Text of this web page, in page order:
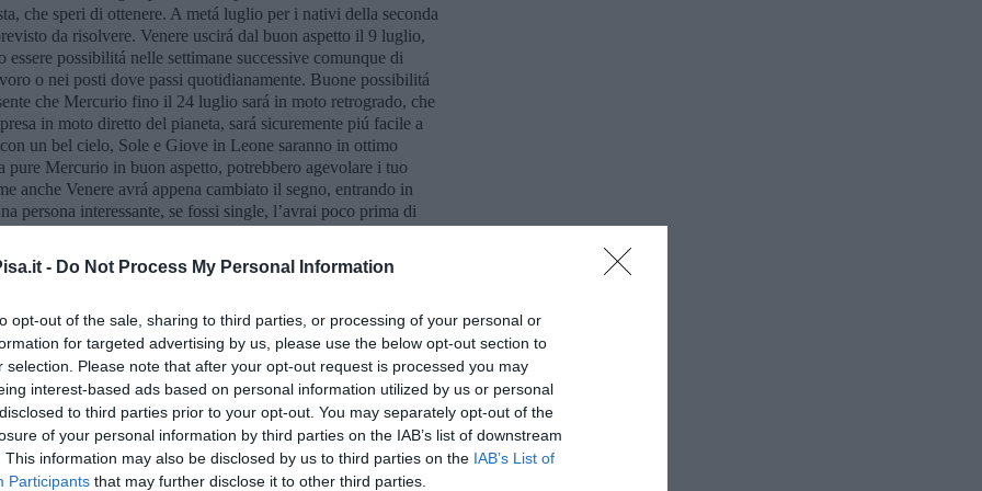
- Do Not Process My Personal Information
opt-out of the sale, sharing to third parties, or processing of your personal or
for targeted advertising by us, please use the below opt-out section to
selection. Please note that after your opt-out request is processed you may
interest-based ads based on personal information utilized by us or personal
to third parties prior to your opt-out. You may separately opt-out of the
of your personal information by third parties on the IAB’s list of downstream
This information may also be disclosed by us to third parties on the IAB’s List of
Participants that may further disclose it to other third parties.
che speri di ottenere. A metá luglio per i nativi della seconda
da risolvere. Venere uscirá dal buon aspetto il 9 luglio,
possibilitá nelle settimane successive comunque di
o nei posti dove passi quotidianamente. Buone possibilitá
che Mercurio fino il 24 luglio sará in moto retrogrado, che
in moto diretto del pianeta, sará sicuremente piú facile a
un bel cielo, Sole e Giove in Leone saranno in ottimo
Mercurio in buon aspetto, potrebbero agevolare i tuo
anche Venere avrá appena cambiato il segno, entrando in
persona interessante, se fossi single, l’avrai poco prima di
nuove conoscenze. Per i nativi della seconda decade del
critico il giorno 23 agosto, a livello relazionale, per i
per viaggi e divertimenti.
di usufruire del favorevole aspetto di Giove, il pianeta della
decade del segno, potresti essere fortunato, tieni
dovrebbero portare il massimo beneficio ai nativi del tuo
se hai un’azienda, o se fossi single, ed hai ascendente in
la relazione della tua vita. Ma sarebbero giorni anche per
fossi single, piú probabilitá di conoscere qualcuno l’avrai nella
buon aspetto, quindi datti da fare, per uscire, piúttosto nei